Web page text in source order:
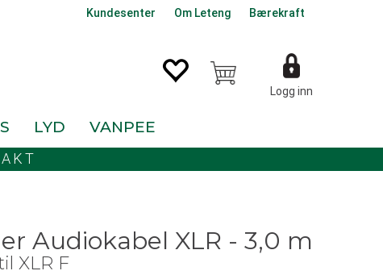
Kundesenter Om Leteng Bærekraft
Logg inn
LYD VANPEE
Audiokabel XLR - 3,0 m
XLR F